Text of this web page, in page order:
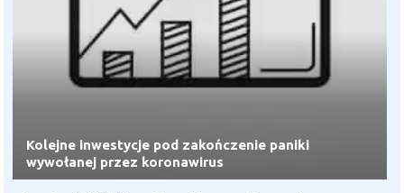
Kolejne inwestycje pod zakończenie paniki
wywołanej przez koronawirus